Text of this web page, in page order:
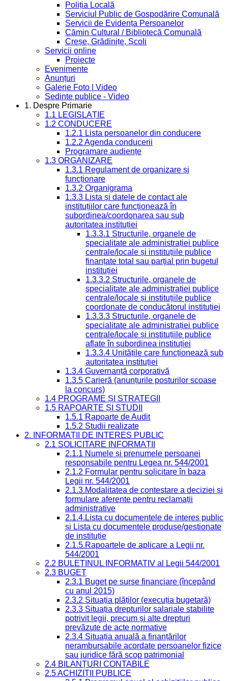
Poliția Locală
Serviciul Public de Gospodărire Comunală
Servicii de Evidența Persoanelor
Cămin Cultural / Bibliotecă Comunală
Creșe, Grădinițe, Școli
Servicii online
Proiecte
Evenimente
Anunțuri
Galerie Foto | Video
Sedinte publice - Video
1. Despre Primarie
1.1 LEGISLAȚIE
1.2 CONDUCERE
1.2.1 Lista persoanelor din conducere
1.2.2 Agenda conducerii
Programare audiențe
1.3 ORGANIZARE
1.3.1 Regulament de organizare și
funcționare
1.3.2 Organigrama
1.3.3 Lista și datele de contact ale
instituțiilor care funcționează în
subordinea/coordonarea sau sub
autoritatea instituției
1.3.3.1 Structurile, organele de
specialitate ale administrației publice
centrale/locale și instituțiile publice
finanțate total sau parțial prin bugetul
instituției
1.3.3.2 Structurile, organele de
specialitate ale administrației publice
centrale/locale și instituțiile publice
coordonate de conducătorul instituției
1.3.3.3 Structurile, organele de
specialitate ale administrației publice
centrale/locale și instituțiile publice
aflate în subordinea instituției
1.3.3.4 Unitățile care funcționează sub
autoritatea instituției
1.3.4 Guvernanță corporativă
1.3.5 Carieră (anunțurile posturilor scoase
la concurs)
1.4 PROGRAME ȘI STRATEGII
1.5 RAPOARTE ȘI STUDII
1.5.1 Rapoarte de Audit
1.5.2 Studii realizate
2. INFORMAȚII DE INTERES PUBLIC
2.1 SOLICITARE INFORMAȚII
2.1.1 Numele și prenumele persoanei
responsabile pentru Legea nr. 544/2001
2.1.2 Formular pentru solicitare în baza
Legii nr. 544/2001
2.1.3.Modalitatea de contestare a deciziei și
formulare aferente pentru reclamații
administrative
2.1.4.Lista cu documentele de interes public
și Lista cu documentele produse/gestionate
de instituție
2.1.5.Rapoartele de aplicare a Legii nr.
544/2001
2.2 BULETINUL INFORMATIV al Legii 544/2001
2.3 BUGET
2.3.1 Buget pe surse financiare (începând
cu anul 2015)
2.3.2 Situația plăților (execuția bugetară)
2.3.3 Situația drepturilor salariale stabilite
potrivit legii, precum și alte drepturi
prevăzute de acte normative
2.3.4 Situația anuală a finanțărilor
nerambursabile acordate persoanelor fizice
sau juridice fără scop patrimonial
2.4 BILANȚURI CONTABILE
2.5 ACHIZIȚII PUBLICE